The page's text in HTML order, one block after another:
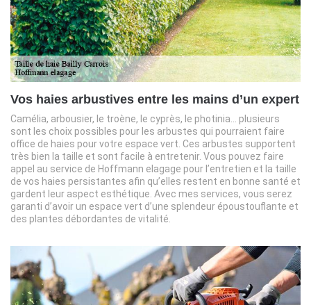
Vos haies arbustives entre les mains d’un expert
Camélia, arbousier, le troène, le cyprès, le photinia… plusieurs
sont les choix possibles pour les arbustes qui pourraient faire
office de haies pour votre espace vert. Ces arbustes supportent
très bien la taille et sont facile à entretenir. Vous pouvez faire
appel au service de Hoffmann elagage pour l’entretien et la taille
de vos haies persistantes afin qu’elles restent en bonne santé et
gardent leur aspect esthétique. Avec mes services, vous serez
garanti d’avoir un espace vert d’une splendeur époustouflante et
des plantes débordantes de vitalité.